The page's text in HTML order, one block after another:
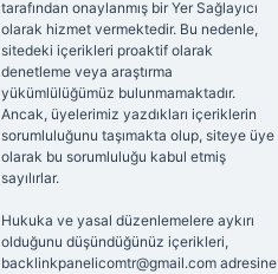
tarafından onaylanmış bir Yer Sağlayıcı
olarak hizmet vermektedir. Bu nedenle,
sitedeki içerikleri proaktif olarak
denetleme veya araştırma
yükümlülüğümüz bulunmamaktadır.
Ancak, üyelerimiz yazdıkları içeriklerin
sorumluluğunu taşımakta olup, siteye üye
olarak bu sorumluluğu kabul etmiş
sayılırlar.
Hukuka ve yasal düzenlemelere aykırı
olduğunu düşündüğünüz içerikleri,
backlinkpanelicomtr@gmail.comadresine